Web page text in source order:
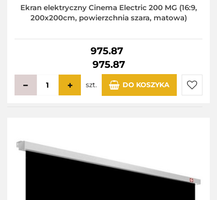
Ekran elektryczny Cinema Electric 200 MG (16:9,
200x200cm, powierzchnia szara, matowa)
975.87
975.87
szt. DO KOSZYKA